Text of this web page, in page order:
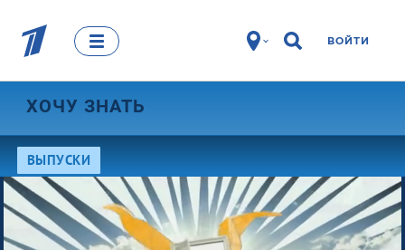
ВОЙТИ
ХОЧУ ЗНАТЬ
ВЫПУСКИ